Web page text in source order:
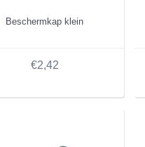
Beschermkap klein
€2,42